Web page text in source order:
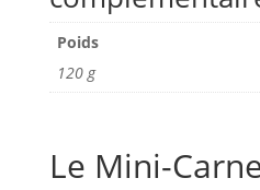
Poids
120 g
Le Mini-